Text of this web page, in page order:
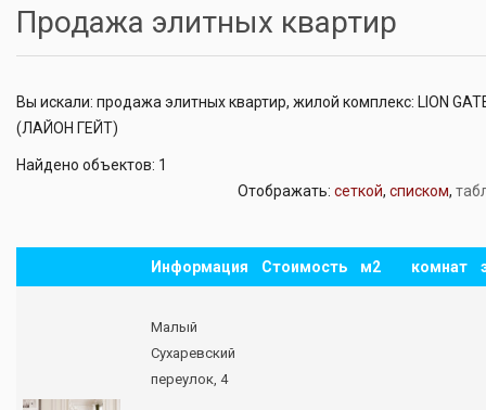
Продажа элитных квартир
Вы искали: продажа элитных квартир, жилой комплекс: LION
(ЛАЙОН ГЕЙТ)
Найдено объектов: 1
Отображать: сеткой, списком,
Информация Стоимость м2 комнат
Малый
Сухаревский
переулок, 4